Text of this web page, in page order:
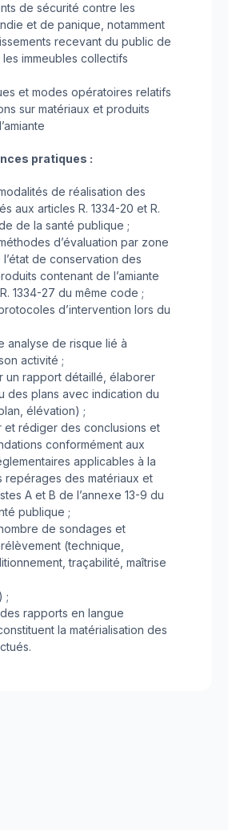
de sécurité contre les
et de panique, notamment
recevant du public de
immeubles collectifs
et modes opératoires relatifs
sur matériaux et produits
pratiques :
de réalisation des
aux articles R. 1334-20 et R.
de la santé publique ;
d’évaluation par zone
de conservation des
contenant de l’amiante
1334-27 du même code ;
d’intervention lors du
analyse de risque lié à
activité ;
un rapport détaillé, élaborer
des plans avec indication du
élévation) ;
et rédiger des conclusions et
conformément aux
applicables à la
repérages des matériaux et
A et B de l’annexe 13-9 du
publique ;
de sondages et
(technique,
traçabilité, maîtrise
;
rapports en langue
la matérialisation des